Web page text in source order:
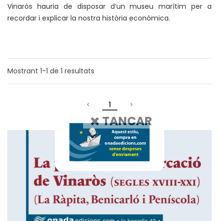
Vinaròs hauria de disposar d’un museu marítim per a
recordar i explicar la nostra història econòmica.
Mostrant 1-1 de 1 resultats
1
TANCAR